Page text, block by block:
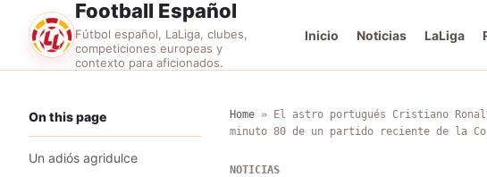
Football Español
Fútbol español, LaLiga, clubes,
competiciones europeas y
contexto para aficionados.
Inicio Noticias LaLiga
On this page
Un adiós agridulce
Home»
El astro portugués Cristiano
minuto 80 de un partido reciente de la
NOTICIAS